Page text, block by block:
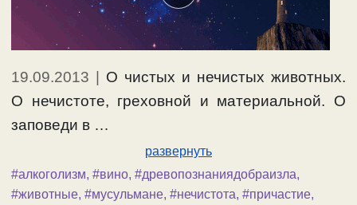
19.09.2013 | О чистых и нечистых животных.
О нечистоте, греховной и материальной. О
заповеди в …
развернуть
#алкоголизм, #вино, #древопознаниядобраизла,
#животные, #мусульмане, #нечистота, #причастие,